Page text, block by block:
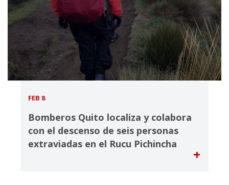
FEB 8
Bomberos Quito localiza y colabora
con el descenso de seis personas
extraviadas en el Rucu Pichincha
+